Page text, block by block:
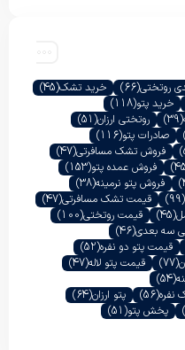
روتختی(66) خرید تشک(45)
خرید پتو(118)
(39) روتختی ارزان(51)
صادرات پتو(116)
فروش تشک مسافرتی(47)
فروش عمده پتو(153)
فروش پتو نرمینه(38)
(99) قیمت تشک مسافرتی(47)
(45) قیمت روتختی(100)
سه بعدی(46)
قیمت پتو دو نفره(52)
(77) قیمت پتو لاله(47)
(54)
نفره(56) پتو ارزان(64)
پخش پتو(51)